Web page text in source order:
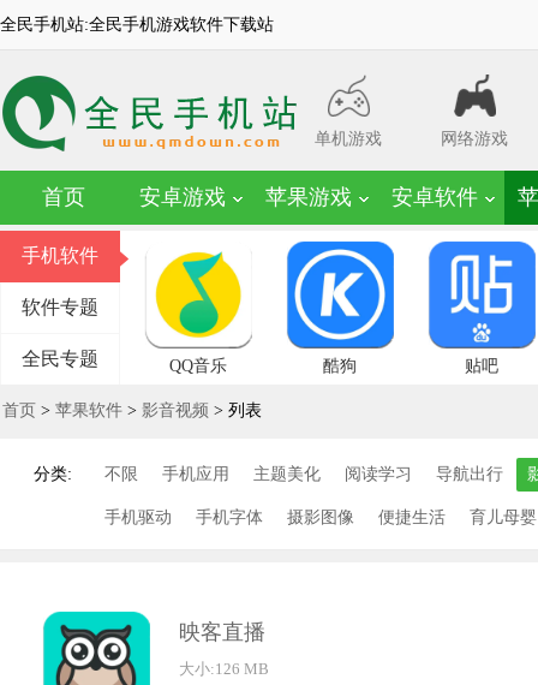
全民手机站:全民手机游戏软件下载站
单机游戏 网络游戏
首页 安卓游戏 苹果游戏 安卓软件
手机软件
软件专题
全民专题 QQ音乐 酷狗 贴吧
首页 > 苹果软件 > 影音视频 > 列表
分类: 不限 手机应用 主题美化 阅读学习 导航出行
手机驱动 手机字体 摄影图像 便捷生活 育儿母婴
映客直播
大小:126 MB